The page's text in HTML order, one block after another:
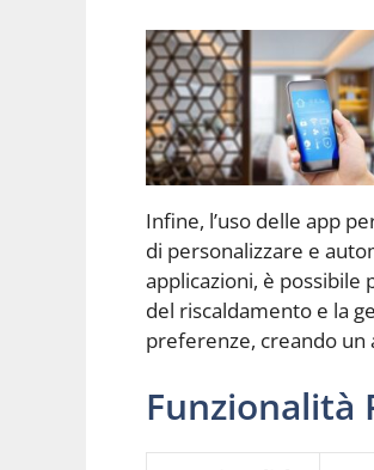
Infine, l’uso delle app
di personalizzare e
applicazioni, è possibile
del riscaldamento e la
preferenze, creando
Funzionalità